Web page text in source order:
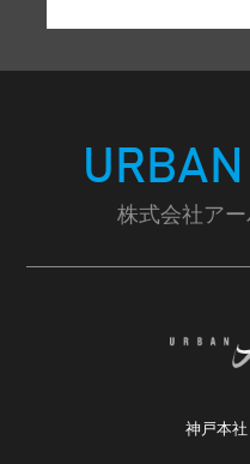
株式会社ア
神戸本社